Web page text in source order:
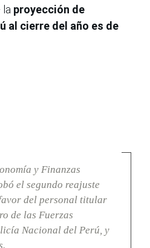
la proyección de
al cierre del año es de
y Finanzas
el segundo reajuste
del personal titular
de las Fuerzas
Nacional del Perú, y